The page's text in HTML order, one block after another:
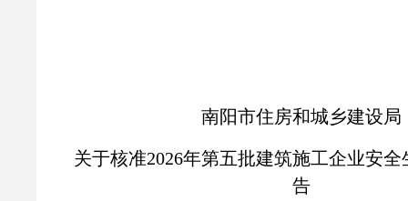
南阳市住房和城乡建设局
关于核准2026年第五批建筑施工企业安
告